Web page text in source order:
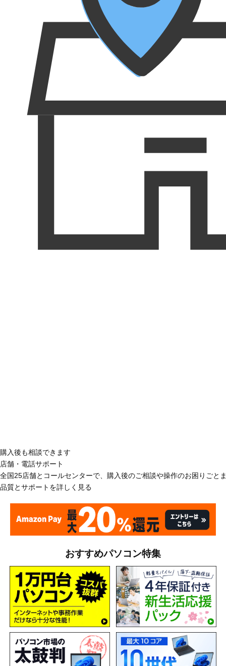
購入後も相談できます
店舗・電話サポート
全国25店舗とコールセンターで、購入後のご相談や操作のお困りごと
品質とサポートを詳しく見る
おすすめパソコン特集